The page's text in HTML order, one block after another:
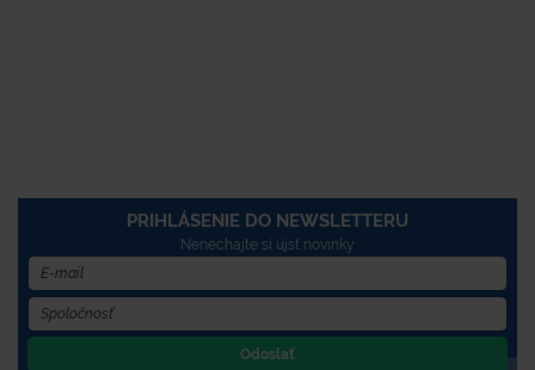
PRIHLÁSENIE DO NEWSLETTERU
Nenechajte si újsť novinky
Odoslať